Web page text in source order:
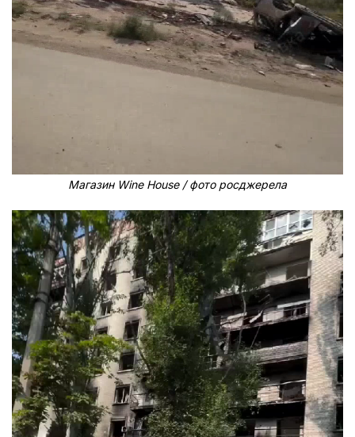
Магазин Wine House / фото росджерела